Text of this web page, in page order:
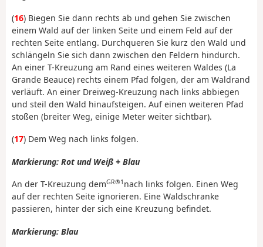
(16) Biegen Sie dann rechts ab und gehen Sie zwischen
einem Wald auf der linken Seite und einem Feld auf der
rechten Seite entlang. Durchqueren Sie kurz den Wald und
schlängeln Sie sich dann zwischen den Feldern hindurch.
An einer T-Kreuzung am Rand eines weiteren Waldes (La
Grande Beauce) rechts einem Pfad folgen, der am Waldrand
verläuft. An einer Dreiweg-Kreuzung nach links abbiegen
und steil den Wald hinaufsteigen. Auf einen weiteren Pfad
stoßen (breiter Weg, einige Meter weiter sichtbar).
(17) Dem Weg nach links folgen.
Markierung: Rot und Weiß + Blau
An der T-Kreuzung demGR®1 nach links folgen. Einen Weg
auf der rechten Seite ignorieren. Eine Waldschranke
passieren, hinter der sich eine Kreuzung befindet.
Markierung: Blau